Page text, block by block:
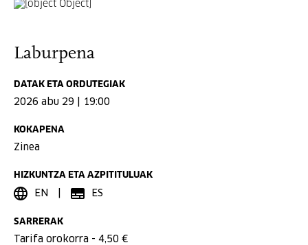
Laburpena
DATAK ETA ORDUTEGIAK
2026 abu 29 | 19:00
KOKAPENA
Zinea
HIZKUNTZA ETA AZPITITULUAK
EN ES
SARRERAK
Tarifa orokorra - 4,50 €